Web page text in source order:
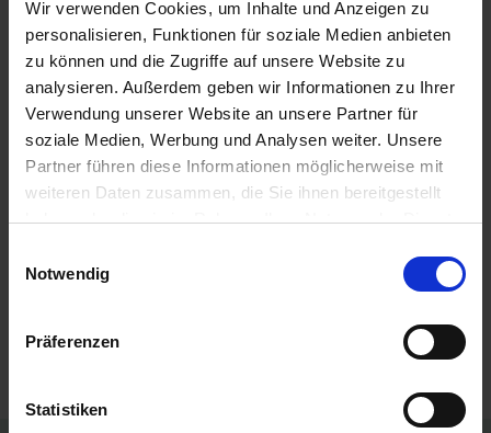
Wir verwenden Cookies, um Inhalte und Anzeigen zu
personalisieren, Funktionen für soziale Medien anbieten
zu können und die Zugriffe auf unsere Website zu
analysieren. Außerdem geben wir Informationen zu Ihrer
Verwendung unserer Website an unsere Partner für
soziale Medien, Werbung und Analysen weiter. Unsere
Partner führen diese Informationen möglicherweise mit
weiteren Daten zusammen, die Sie ihnen bereitgestellt
haben oder die sie im Rahmen Ihrer Nutzung der Dienste
Notwendig
Präferenzen
Statistiken
18,70 € / St
18,70 € pro 1 Stück
zzgl. 19% MwSt.
Artikel pro Seite